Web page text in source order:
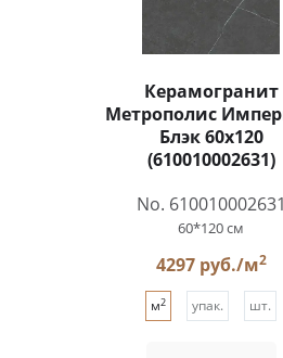
Керамогранит
Метрополис
Блэк 60x120
(610010002631)
No. 610010002631
60*120 см
4297 руб./м2
м2 упак. шт.